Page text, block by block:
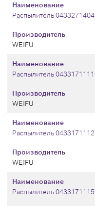
Производитель
WEIFU
Наименование
Распылитель 0433271404
Производитель
WEIFU
Наименование
Распылитель 0433171111
Производитель
WEIFU
Наименование
Распылитель 0433171112
Наименование
Распылитель 0433171115